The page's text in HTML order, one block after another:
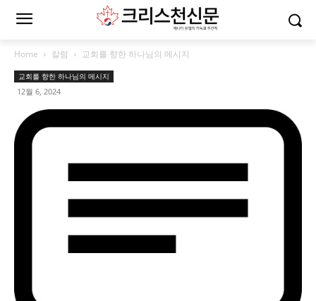
Home 칼럼 교회를 향한 하나님의 메시지
교회를 향한 하나님의 메시지
12월 6, 2024